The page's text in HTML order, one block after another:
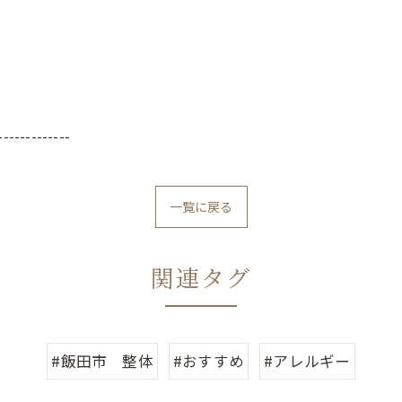
一覧に戻る
関連タグ
#飯田市 整体 #おすすめ #アレルギー